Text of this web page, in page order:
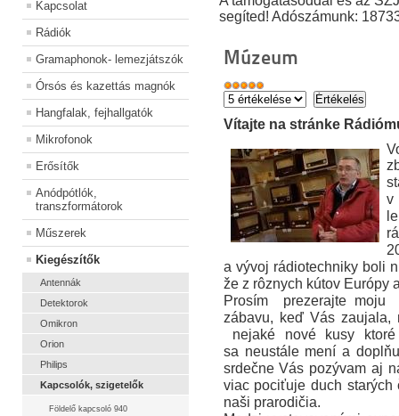
Kapcsolat
Rádiók
Gramaphonok- lemezjátszók
Órsós és kazettás magnók
Hangfalak, fejhallgatók
Mikrofonok
Erősítők
Anódpótlók,
transzformátorok
Műszerek
Kiegészítők
Antennák
Detektorok
Omikron
Orion
Philips
Kapcsolók, szigetelők
Földelő kapcsoló 940
segíted! Adószámunk:
Múzeum
Vítajte na stránke
v
a vývoj rádiotechniky boli
že z rôznych kútov Európy
Prosím prezerajte moju
zábavu, keď Vás
nejaké nové kusy
sa neustále mení a
srdečne Vás pozývam aj
viac pociťuje duch
naši prarodičia.